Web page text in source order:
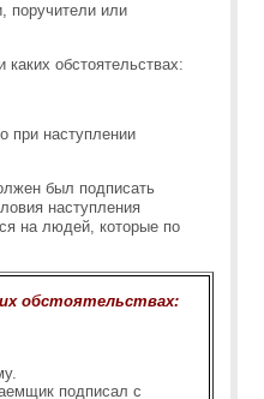
поручители или
обстоятельствах:
при наступлении
был подписать
наступления
на людей, которые по
обстоятельствах:
подписал с